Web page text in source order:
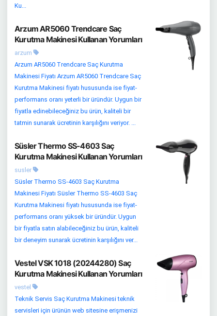
Ku...
Arzum AR5060 Trendcare Saç
Kurutma Makinesi Kullanan Yorumları
arzum
Arzum AR5060 Trendcare Saç Kurutma
Makinesi Fiyatı Arzum AR5060 Trendcare Saç
Kurutma Makinesi fiyatı hususunda ise fiyat-
performans oranı yeterli bir üründür. Uygun bir
fiyatla edinebileceğiniz bu ürün, kaliteli bir
tatmin sunarak ücretinin karşılığını veriyor. ...
Süsler Thermo SS-4603 Saç
Kurutma Makinesi Kullanan Yorumları
susler
Süsler Thermo SS-4603 Saç Kurutma
Makinesi Fiyatı Süsler Thermo SS-4603 Saç
Kurutma Makinesi fiyatı hususunda ise fiyat-
performans oranı yüksek bir üründür. Uygun
bir fiyatla satın alabileceğiniz bu ürün, kaliteli
bir deneyim sunarak ücretinin karşılığını ver...
Vestel VSK 1018 (20244280) Saç
Kurutma Makinesi Kullanan Yorumları
vestel
Teknik Servis Saç Kurutma Makinesi teknik
servisleri için ürünün web sitesine erişmenizi